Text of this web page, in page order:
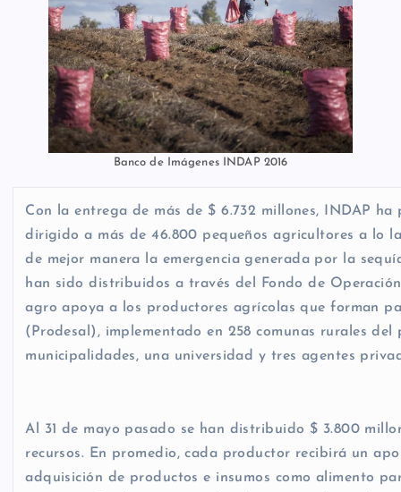
Banco de Imágenes INDAP 2016
Con la entrega de más de $ 6.732 millones, INDAP
dirigido a más de 46.800 pequeños agricultores a lo
de mejor manera la emergencia generada por la
han sido distribuidos a través del Fondo de
agro apoya a los productores agrícolas que forman
(Prodesal), implementado en 258 comunas rurales
municipalidades, una universidad y tres agentes
Al 31 de mayo pasado se han distribuido $ 3.800
recursos. En promedio, cada productor recibirá un
adquisición de productos e insumos como alimento